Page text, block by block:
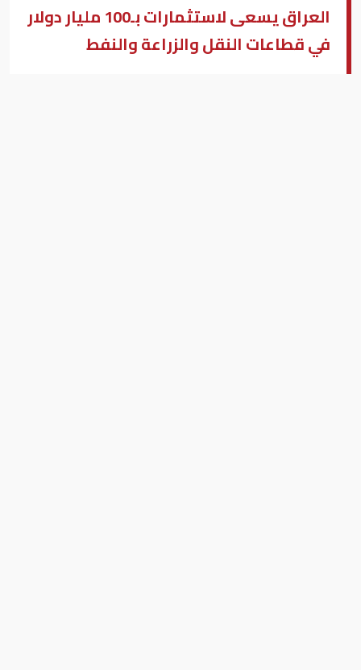
العراق يسعى لاستثمارات بـ100 مليار دولار
في قطاعات النقل والزراعة والنفط